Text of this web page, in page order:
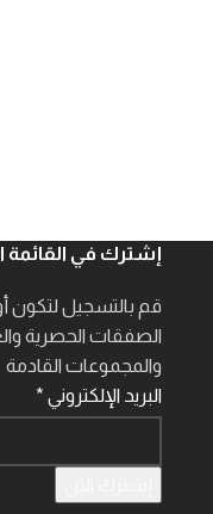
إشترك في القائمة
قم بالتسجيل
الصفقات الحصرية
والمجموعات القادمة
البريد الإلكتروني *